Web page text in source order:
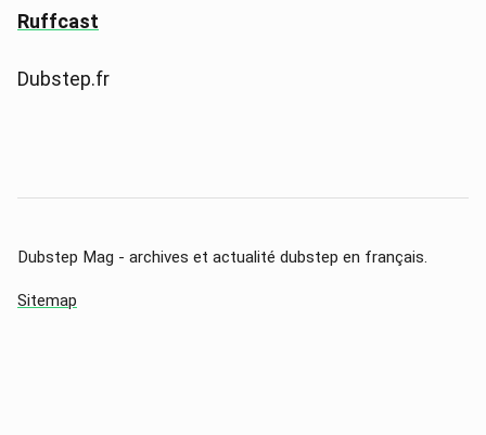
Ruffcast
Dubstep.fr
Dubstep Mag - archives et actualité dubstep en français.
Sitemap